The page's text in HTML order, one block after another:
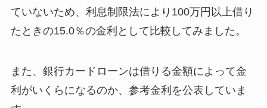
ていないため、利息制限法により100万円以上借り
たときの15.0％の金利として比較してみました。
また、銀行カードローンは借りる金額によって金
利がいくらになるのか、参考金利を公表していま